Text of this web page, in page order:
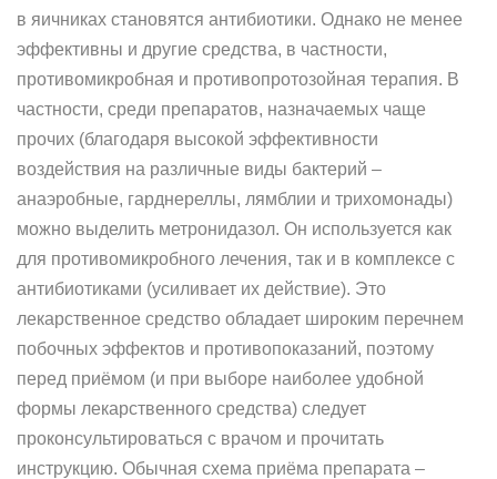
в яичниках становятся антибиотики. Однако не менее
эффективны и другие средства, в частности,
противомикробная и противопротозойная терапия. В
частности, среди препаратов, назначаемых чаще
прочих (благодаря высокой эффективности
воздействия на различные виды бактерий –
анаэробные, гарднереллы, лямблии и трихомонады)
можно выделить метронидазол. Он используется как
для противомикробного лечения, так и в комплексе с
антибиотиками (усиливает их действие). Это
лекарственное средство обладает широким перечнем
побочных эффектов и противопоказаний, поэтому
перед приёмом (и при выборе наиболее удобной
формы лекарственного средства) следует
проконсультироваться с врачом и прочитать
инструкцию. Обычная схема приёма препарата –